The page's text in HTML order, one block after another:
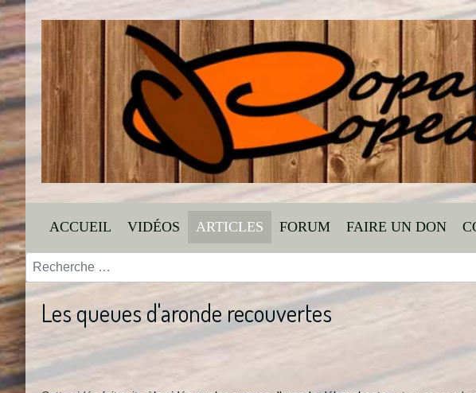
ACCUEIL VIDÉOS ARTICLES FORUM FAIRE UN DON
Valider
Les queues d'aronde recouvertes